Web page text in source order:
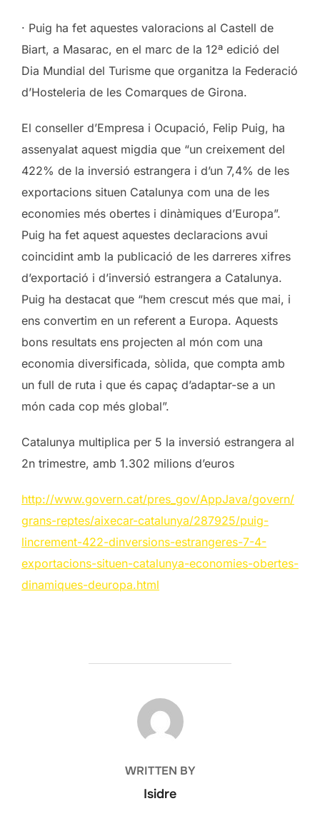
· Puig ha fet aquestes valoracions al Castell de
Biart, a Masarac, en el marc de la 12ª edició del
Dia Mundial del Turisme que organitza la Federació
d’Hosteleria de les Comarques de Girona.
El conseller d’Empresa i Ocupació, Felip Puig, ha
assenyalat aquest migdia que “un creixement del
422% de la inversió estrangera i d’un 7,4% de les
exportacions situen Catalunya com una de les
economies més obertes i dinàmiques d’Europa”.
Puig ha fet aquest aquestes declaracions avui
coincidint amb la publicació de les darreres xifres
d’exportació i d’inversió estrangera a Catalunya.
Puig ha destacat que “hem crescut més que mai, i
ens convertim en un referent a Europa. Aquests
bons resultats ens projecten al món com una
economia diversificada, sòlida, que compta amb
un full de ruta i que és capaç d’adaptar-se a un
món cada cop més global”.
Catalunya multiplica per 5 la inversió estrangera al
2n trimestre, amb 1.302 milions d’euros
http://www.govern.cat/pres_gov/AppJava/govern/
grans-reptes/aixecar-catalunya/287925/puig-
lincrement-422-dinversions-estrangeres-7-4-
exportacions-situen-catalunya-economies-obertes-
dinamiques-deuropa.html
POST AUTHOR
WRITTEN BY
Isidre